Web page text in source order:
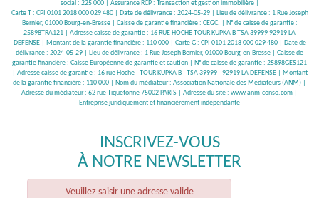
social : 225 000 | Assurance RCP : Transaction et gestion immobilière |
Carte T : CPI 0101 2018 000 029 480 | Date de délivrance : 2024-05-29 | Lieu de délivrance : 1 Rue Joseph
Bernier, 01000 Bourg-en-Bresse | Caisse de garantie financière : CEGC. | N° de caisse de garantie :
25898TRA121 | Adresse caisse de garantie : 16 RUE HOCHE TOUR KUPKA B TSA 39999 92919 LA
DEFENSE | Montant de la garantie financière : 110 000 | Carte G : CPI 0101 2018 000 029 480 | Date de
délivrance : 2024-05-29 | Lieu de délivrance : 1 Rue Joseph Bernier, 01000 Bourg-en-Bresse | Caisse de
garantie financière : Caisse Européenne de garantie et caution | N° de caisse de garantie : 25898GES121
| Adresse caisse de garantie : 16 rue Hoche - TOUR KUPKA B - TSA 39999 - 92919 LA DEFENSE | Montant
de la garantie financière : 110 000 | Nom du médiateur : Association Nationale des Médiateurs (ANM) |
Adresse du médiateur : 62 rue Tiquetonne 75002 PARIS | Adresse du site : www.anm-conso.com
Entreprise juridiquement et financièrement indépendante
INSCRIVEZ-VOUS
À NOTRE NEWSLETTER
Veuillez saisir une adresse valide